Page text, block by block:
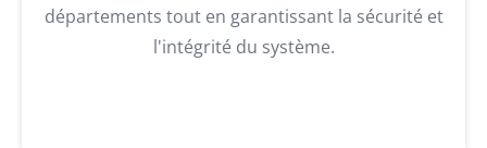
départements tout en garantissant la sécurité et
l'intégrité du système.